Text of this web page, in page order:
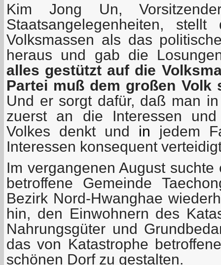
Kim Jong Un,
Staatsangelegenheiten,
Volksmassen als das
heraus und gab die
alles gestützt auf die
Partei muß dem großen Volk
Und er sorgt dafür, daß man
zuerst an die Interessen und
Volkes denkt und in jedem
Interessen konsequent
Im vergangenen August
betroffene Gemeinde
Bezirk Nord-Hwanghae
hin, den Einwohnern des
Nahrungsgüter und
das von Katastrophe
schönen Dorf zu gestalten.